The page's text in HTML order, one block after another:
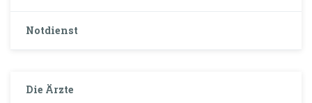
Notdienst
Die Ärzte